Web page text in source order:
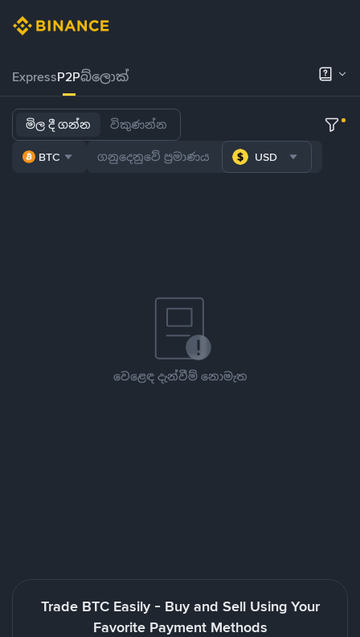
ExpressP2Pබ්ලොක්
මිල දී ගන්න විකුණන්න
BTC USD
වෙළෙඳ දැන්වීම් නොමැත
Trade BTC Easily - Buy and Sell Using Your
Favorite Payment Methods